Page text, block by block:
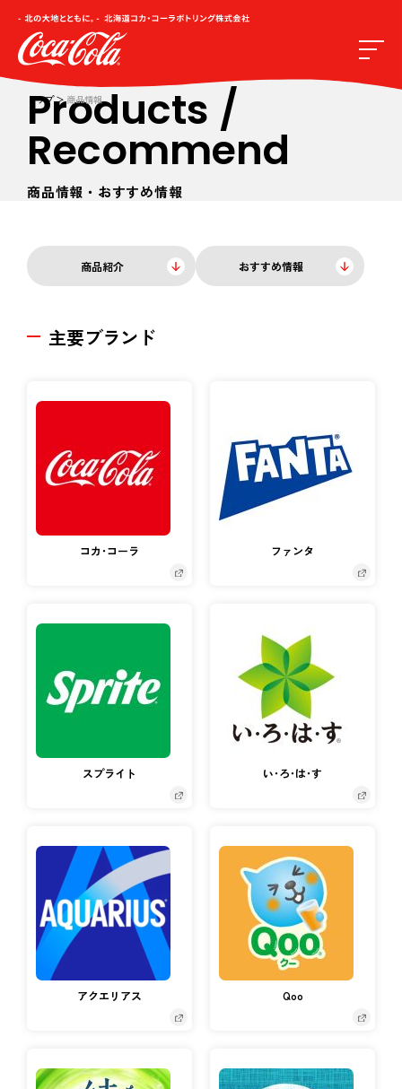
トップ 商品情報
Products /
Recommend
商品情報・おすすめ情報
商品紹介 おすすめ情報
主要ブランド
コカ･コーラ ファンタ
スプライト い･ろ･は･す
アクエリアス Qoo